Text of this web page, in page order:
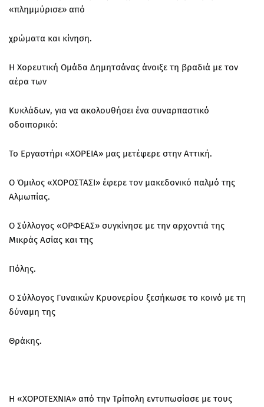
«πλημμύρισε» από
χρώματα και κίνηση.
Η Χορευτική Ομάδα Δημητσάνας άνοιξε τη βραδιά με τον
αέρα των
Κυκλάδων, για να ακολουθήσει ένα συναρπαστικό
οδοιπορικό:
Το Εργαστήρι «ΧΟΡΕΙΑ» μας μετέφερε στην Αττική.
Ο Όμιλος «ΧΟΡΟΣΤΑΣΙ» έφερε τον μακεδονικό παλμό της
Αλμωπίας.
Ο Σύλλογος «ΟΡΦΕΑΣ» συγκίνησε με την αρχοντιά της
Μικράς Ασίας και της
Πόλης.
Ο Σύλλογος Γυναικών Κρυονερίου ξεσήκωσε το κοινό με τη
δύναμη της
Θράκης.
Η «ΧΟΡΟΤΕΧΝΙΑ» από την Τρίπολη εντυπωσίασε με τους